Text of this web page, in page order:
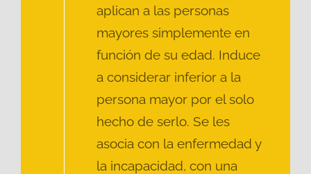
aplican a las personas
mayores simplemente en
función de su edad. Induce
a considerar inferior a la
persona mayor por el solo
hecho de serlo. Se les
asocia con la enfermedad y
la incapacidad, con una